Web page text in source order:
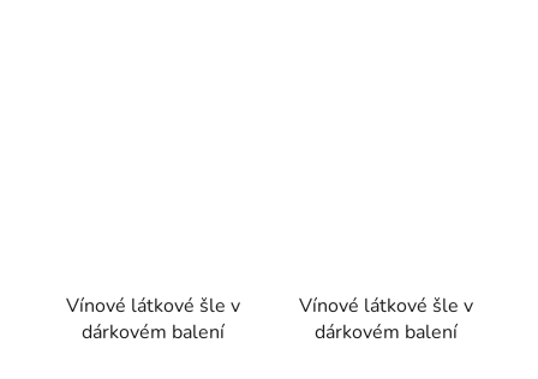
Vínové látkové šle v
dárkovém balení
Vínové látkové šle v
dárkovém balení